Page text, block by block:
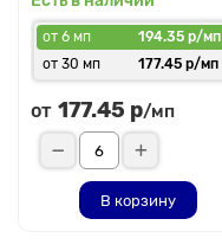
от 6 мп
194.35 р/мп
от 30 мп
177.45 р/мп
от 177.45 р/мп
В корзину